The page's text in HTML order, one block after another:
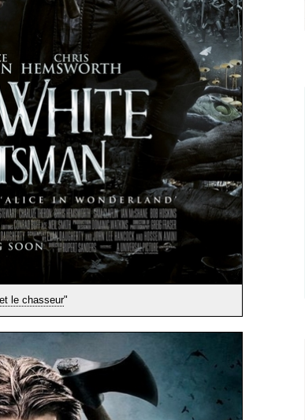
le chasseur"